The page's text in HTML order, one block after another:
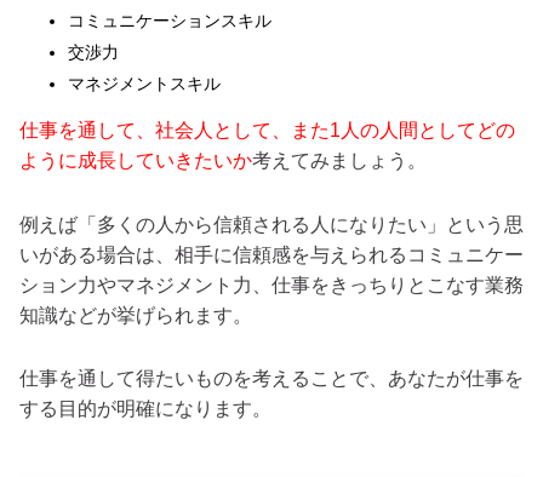
コミュニケーションスキル
交渉力
マネジメントスキル
仕事を通して、社会人として、また1人の人間としてどの
ように成長していきたいか考えてみましょう。
例えば「多くの人から信頼される人になりたい」という思
いがある場合は、相手に信頼感を与えられるコミュニケー
ション力やマネジメント力、仕事をきっちりとこなす業務
知識などが挙げられます。
仕事を通して得たいものを考えることで、あなたが仕事を
する目的が明確になります。